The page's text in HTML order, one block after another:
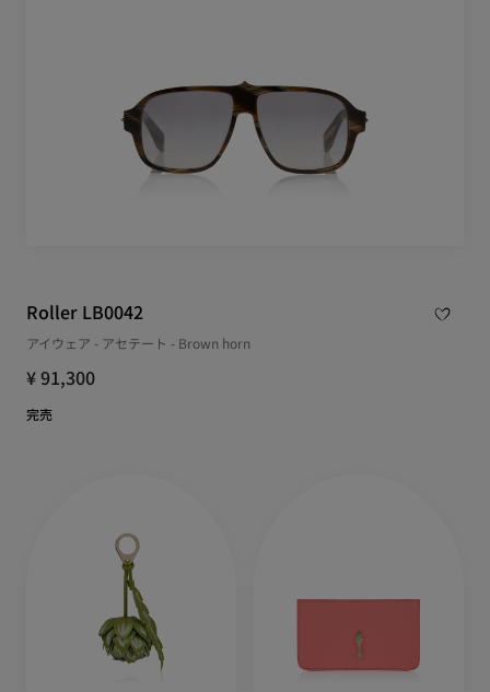
Roller LB0042
アイウェア - アセテート - Brown horn
¥ 91,300
完売